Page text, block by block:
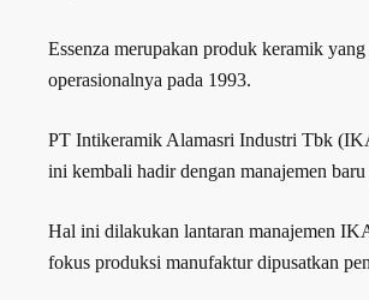
Essenza merupakan produk keramik
operasionalnya pada 1993.
PT Intikeramik Alamasri Industri Tbk
ini kembali hadir dengan manajemen
Hal ini dilakukan lantaran manajemen
fokus produksi manufaktur dipusatkan